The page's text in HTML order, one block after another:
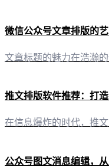
微信公众号文章排版的
推文排版软件推荐：打
公众号图文消息编辑，